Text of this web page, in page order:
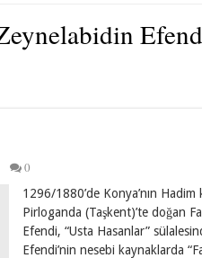
0
1296/1880’de Konya’nın Hadim
Pirloganda (Taşkent)’te doğan
Efendi, “Usta Hasanlar”
Efendi’nin nesebi kaynaklarda